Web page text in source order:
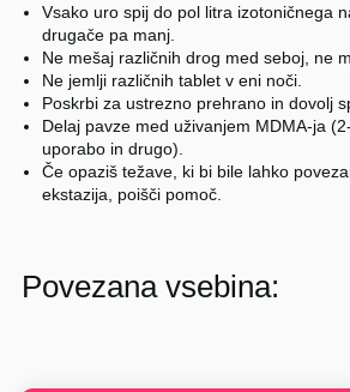
Vsako uro spij do pol litra izotoničnega
drugače pa manj.
Ne mešaj različnih drog med seboj, ne
Ne jemlji različnih tablet v eni noči.
Poskrbi za ustrezno prehrano in dovolj
Delaj pavze med uživanjem MDMA-ja
uporabo in drugo).
Če opaziš težave, ki bi bile lahko
ekstazija, poišči pomoč.
Povezana vsebina: